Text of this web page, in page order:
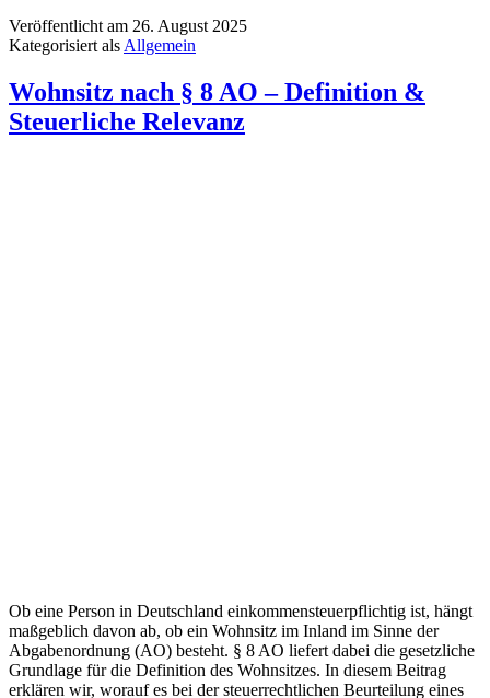
Veröffentlicht am 26. August 2025
Kategorisiert als Allgemein
Wohnsitz nach § 8 AO – Definition &
Steuerliche Relevanz
Ob eine Person in Deutschland einkommensteuerpflichtig ist, hängt
maßgeblich davon ab, ob ein Wohnsitz im Inland im Sinne der
Abgabenordnung (AO) besteht. § 8 AO liefert dabei die gesetzliche
Grundlage für die Definition des Wohnsitzes. In diesem Beitrag
erklären wir, worauf es bei der steuerrechtlichen Beurteilung eines